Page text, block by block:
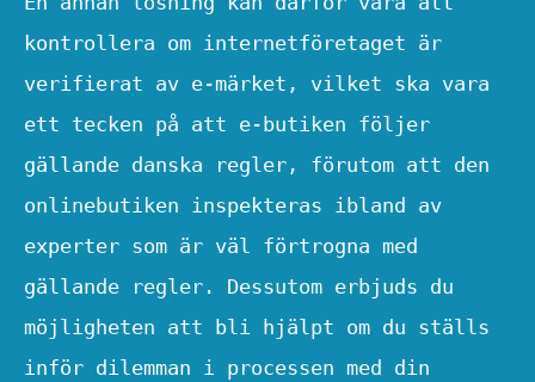
kontrollera om internetföretaget är
verifierat av e-märket, vilket ska vara
ett tecken på att e-butiken följer
gällande danska regler, förutom att den
onlinebutiken inspekteras ibland av
experter som är väl förtrogna med
gällande regler. Dessutom erbjuds du
möjligheten att bli hjälpt om du ställs
inför dilemman i processen med din